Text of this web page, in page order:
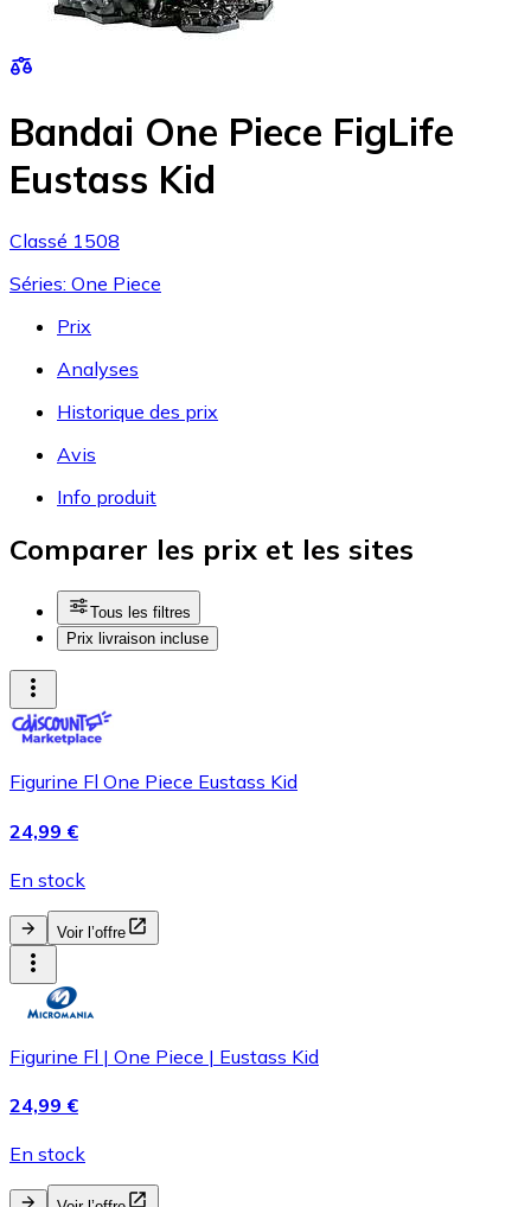
Bandai One Piece FigLife
Eustass Kid
Classé 1508
Séries: One Piece
Prix
Analyses
Historique des prix
Avis
Info produit
Comparer les prix et les sites
Tous les filtres
Prix livraison incluse
Figurine Fl One Piece Eustass Kid
24,99 €
En stock
Voir l’offre
Figurine Fl | One Piece | Eustass Kid
24,99 €
En stock